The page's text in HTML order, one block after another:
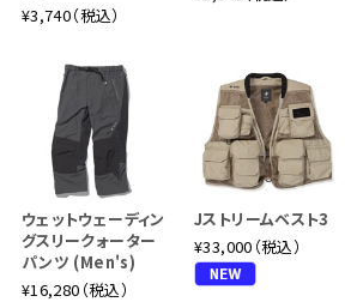
¥3,740（税込）
ウェットウェーディン
グスリークォーター
パンツ (Men's)
¥16,280（税込）
Jストリームベスト3
¥33,000（税込）